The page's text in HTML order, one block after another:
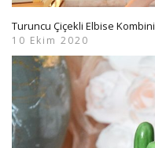
Turuncu Çiçekli Elbise Kombini
10 Ekim 2020